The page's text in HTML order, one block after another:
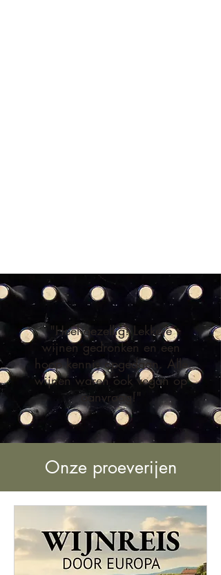
"Heel gezellig! Lekkere
wijnen gedronken en een
hoop kennis opgedaan. Alle
wijnen waren ook vegan op
aanvraag!"
Onze proeverijen